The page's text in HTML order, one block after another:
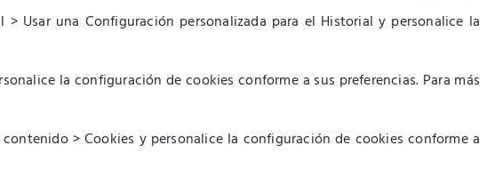
Usar una Configuración personalizada para el Historial y personalice la
la configuración de cookies conforme a sus preferencias. Para más
> Cookies y personalice la configuración de cookies conforme a